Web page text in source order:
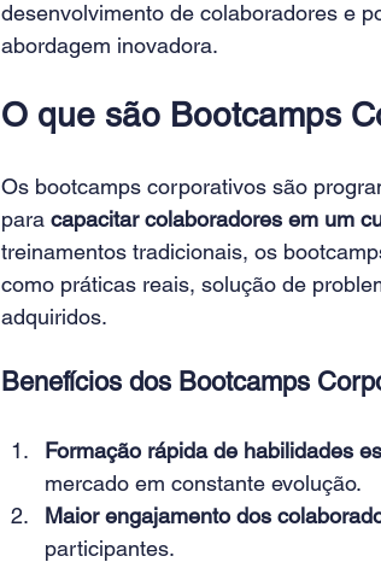
desenvolvimento de colaboradores e
abordagem inovadora.
O que são Bootcamps
Os bootcamps corporativos são
para capacitar colaboradores em um
treinamentos tradicionais, os
como práticas reais, solução de
adquiridos.
Benefícios dos Bootcamps
Formação rápida de habilidades
mercado em constante evolução.
Maior engajamento dos
participantes.